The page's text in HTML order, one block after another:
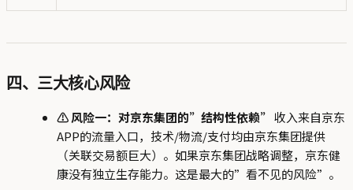
四、三大核心风险
⚠ 风险一：对京东集团的”结构性依赖” 收入来自京东
APP的流量入口，技术/物流/支付均由京东集团提供
（关联交易额巨大）。如果京东集团战略调整，京东健
康没有独立生存能力。这是最大的”看不见的风险”。